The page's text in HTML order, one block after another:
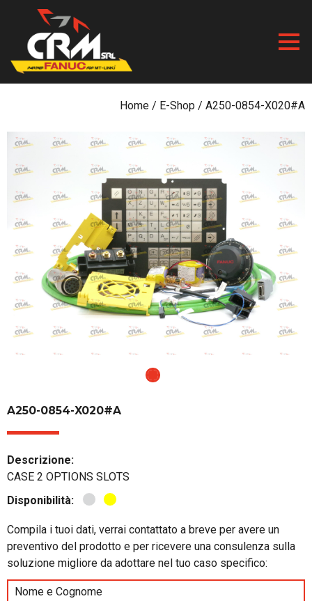
content
Home / E-Shop / A250-0854-X020#A
A250-0854-X020#A
Descrizione:
CASE 2 OPTIONS SLOTS
Disponibilità:
Compila i tuoi dati, verrai contattato a breve per avere un
preventivo del prodotto e per ricevere una consulenza sulla
soluzione migliore da adottare nel tuo caso specifico: